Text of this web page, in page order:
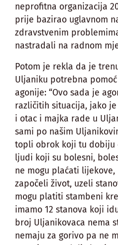
neprofitna organizacija
prije bazirao uglavnom
zdravstvenim
nastradali na radnom
Potom je rekla da je
Uljaniku potrebna
agonije: “Ovo sada je
različitih situacija, jako
i otac i majka rade u
sami po našim
topli obrok koji tu dobiju
ljudi koji su bolesni,
ne mogu plaćati
započeli život, uzeli
mogu platiti stambeni
imamo 12 stanova koji
broj Uljanikovaca nema
nemaju za gorivo pa ne